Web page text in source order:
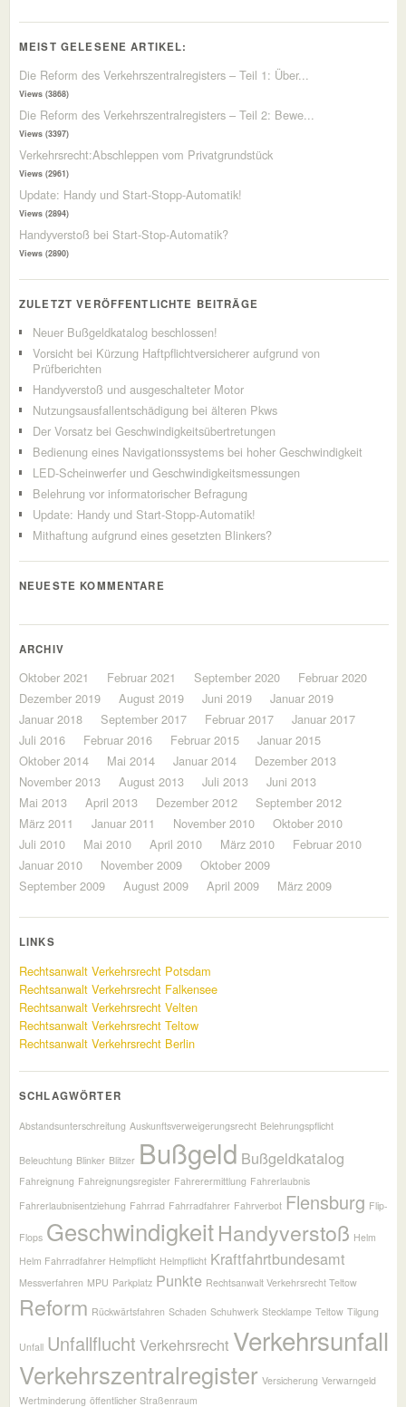
MEIST GELESENE ARTIKEL:
Die Reform des Verkehrszentralregisters – Teil 1: Über...
Views (3868)
Die Reform des Verkehrszentralregisters – Teil 2: Bewe...
Views (3397)
Verkehrsrecht:Abschleppen vom Privatgrundstück
Views (2961)
Update: Handy und Start-Stopp-Automatik!
Views (2894)
Handyverstoß bei Start-Stop-Automatik?
Views (2890)
ZULETZT VERÖFFENTLICHTE BEITRÄGE
Neuer Bußgeldkatalog beschlossen!
Vorsicht bei Kürzung Haftpflichtversicherer aufgrund von
Prüfberichten
Handyverstoß und ausgeschalteter Motor
Nutzungsausfallentschädigung bei älteren Pkws
Der Vorsatz bei Geschwindigkeitsübertretungen
Bedienung eines Navigationssystems bei hoher Geschwindigkeit
LED-Scheinwerfer und Geschwindigkeitsmessungen
Belehrung vor informatorischer Befragung
Update: Handy und Start-Stopp-Automatik!
Mithaftung aufgrund eines gesetzten Blinkers?
NEUESTE KOMMENTARE
ARCHIV
Oktober 2021 Februar 2021 September 2020
Februar 2020
Dezember 2019
August 2019 Juni 2019
Januar 2019
Januar 2018
September 2017 Februar 2017
Januar 2017
Juli 2016
Februar 2016 Februar 2015
Januar 2015
Oktober 2014
Mai 2014 Januar 2014
Dezember 2013
November 2013
August 2013 Juli 2013
Juni 2013
Mai 2013
April 2013 Dezember 2012
September 2012
März 2011
Januar 2011 November 2010
Oktober 2010
Juli 2010
Mai 2010 April 2010 März 2010
Februar 2010
Januar 2010
November 2009
Oktober 2009
September 2009
August 2009 April 2009 März 2009
LINKS
Rechtsanwalt Verkehrsrecht Potsdam
Rechtsanwalt Verkehrsrecht Falkensee
Rechtsanwalt Verkehrsrecht Velten
Rechtsanwalt Verkehrsrecht Teltow
Rechtsanwalt Verkehrsrecht Berlin
SCHLAGWÖRTER
Abstandsunterschreitung Auskunftsverweigerungsrecht Belehrungspflicht
Beleuchtung Blinker Blitzer Bußgeld Bußgeldkatalog
Fahreignung Fahreignungsregister Fahrerermittlung Fahrerlaubnis
Fahrerlaubnisentziehung Fahrrad Fahrradfahrer Fahrverbot Flensburg Flip-
Flops GeschwindigkeitHandyverstoß Helm
Helm Fahrradfahrer Helmpflicht Helmpflicht Kraftfahrtbundesamt
Messverfahren MPU Parkplatz Punkte Rechtsanwalt Verkehrsrecht Teltow
Reform Rückwärtsfahren Schaden Schuhwerk Stecklampe Teltow Tilgung
Unfall Unfallflucht Verkehrsrecht Verkehrsunfall
Verkehrszentralregister Versicherung Verwarngeld
Wertminderung öffentlicher Straßenraum